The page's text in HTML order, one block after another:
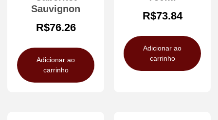
Sauvignon
R$76.26
Adicionar ao
carrinho
R$73.84
Adicionar ao
carrinho